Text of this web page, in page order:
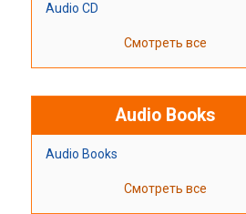
Audio CD
Смотреть все
Audio Books
Audio Books
Смотреть все